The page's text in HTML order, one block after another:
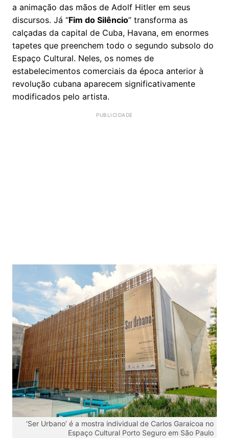
a animação das mãos de Adolf Hitler em seus
discursos. Já “Fim do Silêncio” transforma as
calçadas da capital de Cuba, Havana, em enormes
tapetes que preenchem todo o segundo subsolo do
Espaço Cultural. Neles, os nomes de
estabelecimentos comerciais da época anterior à
revolução cubana aparecem significativamente
modificados pelo artista.
‘Ser Urbano’ é a mostra individual de Carlos Garaicoa no
Espaço Cultural Porto Seguro em São Paulo